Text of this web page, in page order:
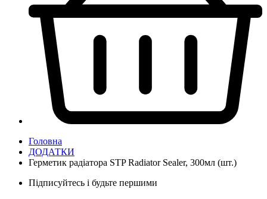
Головна
ДОДАТКИ
Герметик радіатора STP Radiator Sealer, 300мл (шт.)
Підписуйтесь і будьте першими